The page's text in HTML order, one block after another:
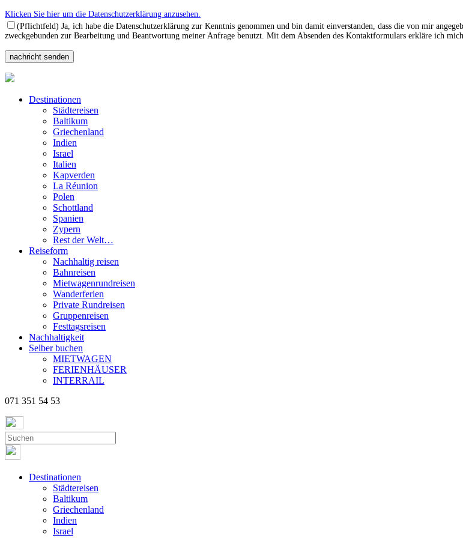
Klicken Sie hier um die Datenschutzerklärung anzusehen.
(Pflichtfeld) Ja, ich habe die Datenschutzerklärung zur Kenntnis genommen und bin damit einverstanden, dass die von mir
zweckgebunden zur Bearbeitung und Beantwortung meiner Anfrage benutzt. Mit dem Absenden des Kontaktformulars erkläre ich
Destinationen
Städtereisen
Baltikum
Griechenland
Indien
Israel
Italien
Kapverden
La Réunion
Polen
Schottland
Spanien
Zypern
Rest der Welt…
Reiseform
Nachhaltig reisen
Bahnreisen
Mietwagenrundreisen
Wanderferien
Private Rundreisen
Gruppenreisen
Festtagsreisen
Nachhaltigkeit
Selber buchen
MIETWAGEN
FERIENHÄUSER
INTERRAIL
071 351 54 53
Destinationen
Städtereisen
Baltikum
Griechenland
Indien
Israel